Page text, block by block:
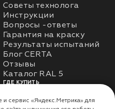
Советы технолога
Инструкции
Вопросы -ответы
Гарантия на краску
Результаты испытаний
Блог CERTA
Отзывы
Каталог RAL 5
ГДЕ КУПИТЬ